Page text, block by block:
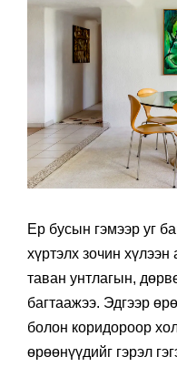
Ер бусын гэмээр уг
хүртэлх зочин
таван унтлагын,
багтаажээ. Эдгээр
болон коридороор
өрөөнүүдийг гэрэл